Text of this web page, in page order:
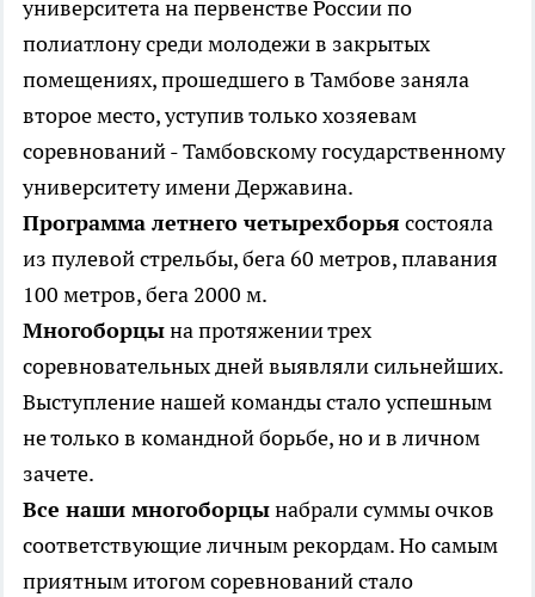
университета на первенстве России по
полиатлону среди молодежи в закрытых
помещениях, прошедшего в Тамбове заняла
второе место, уступив только хозяевам
соревнований - Тамбовскому государственному
университету имени Державина.
Программа летнего четырехборья состояла
из пулевой стрельбы, бега 60 метров, плавания
100 метров, бега 2000 м.
Многоборцына протяжении трех
соревновательных дней выявляли сильнейших.
Выступление нашей команды стало успешным
не только в командной борьбе, но и в личном
зачете.
Все наши многоборцынабрали суммы очков
соответствующие личным рекордам. Но самым
приятным итогом соревнований стало